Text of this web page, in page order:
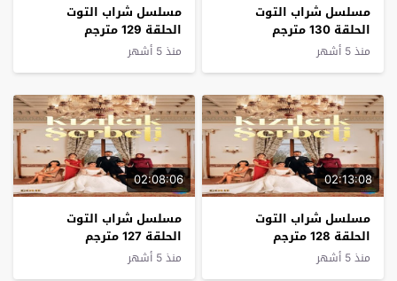
مسلسل شراب التوت
الحلقة 130 مترجم
منذ 5 أشهر
مسلسل شراب التوت
الحلقة 129 مترجم
منذ 5 أشهر
02:13:08
مسلسل شراب التوت
الحلقة 128 مترجم
منذ 5 أشهر
02:08:06
مسلسل شراب التوت
الحلقة 127 مترجم
منذ 5 أشهر